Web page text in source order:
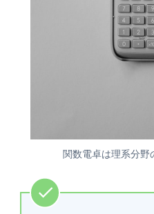
関数電卓は理系分野